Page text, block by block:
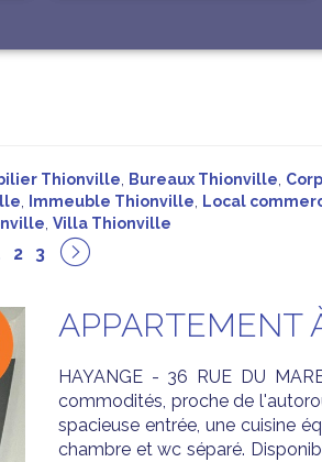
Thionville Bureaux Thionville
Immeuble Thionville Local
Villa Thionville
2 3
APPARTEMENT
HAYANGE - 36 RUE DU
commodités, proche de
spacieuse entrée, une cuisine
chambre et wc séparé.